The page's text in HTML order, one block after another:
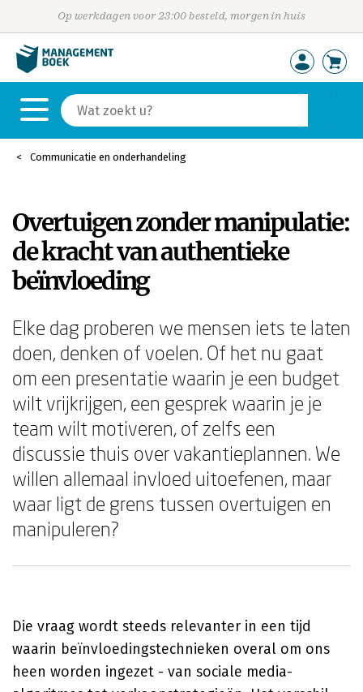
Op werkdagen voor 23:00 besteld, morgen in huis
Communicatie en onderhandeling
Overtuigen zonder manipulatie:
de kracht van authentieke
beïnvloeding
Elke dag proberen we mensen iets te laten
doen, denken of voelen. Of het nu gaat
om een presentatie waarin je een budget
wilt vrijkrijgen, een gesprek waarin je je
team wilt motiveren, of zelfs een
discussie thuis over vakantieplannen. We
willen allemaal invloed uitoefenen, maar
waar ligt de grens tussen overtuigen en
manipuleren?
Die vraag wordt steeds relevanter in een tijd
waarin beïnvloedingstechnieken overal om ons
heen worden ingezet - van sociale media-